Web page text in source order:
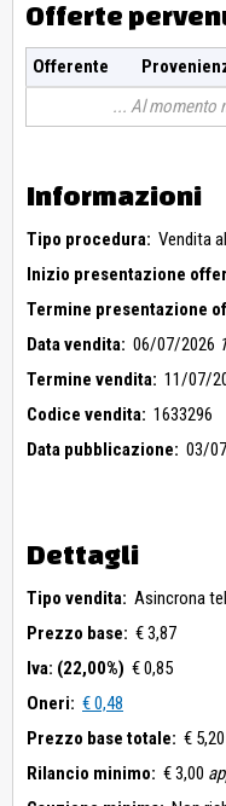
Offerte
Offerente
Al momento
Informazioni
Tipo procedura: Vendita
Inizio presentazione
Termine presentazione
Data vendita: 06/07/2026
Termine vendita: 11/07/
Codice vendita: 1633296
Data pubblicazione: 03/
Dettagli
Tipo vendita: Asincrona
Prezzo base: € 3,87
Iva: (22,00%) € 0,85
Oneri: € 0,48
Prezzo base totale: € 5,20
Rilancio minimo: € 3,00